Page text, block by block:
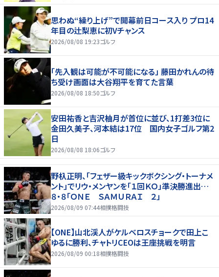
思わぬ“繰り上げ”で開幕前日コース入り プロ14
年目の辻梨恵に初Vチャンス
2026/08/08 19:23ゴルフ
「先入観は可能が不可能になる」 藤田かれんの待
ち受け画面は大谷翔平を育てた言葉
2026/08/08 18:50ゴルフ
安田祐香と吉沢柚月が首位に並び、1打差3位に
金田久美子、河本結は17位 国内女子ゴルフ第2
日
2026/08/08 18:06ゴルフ
野杁正明、「フェザー級キックボクシング・トーナメ
ント」でリウ・メンヤンを「１回ＫＯ」準決勝進出…
８・８「ＯＮＥ ＳＡＭＵＲＡＩ ２」
2026/08/09 07:44相撲格闘技
【ONE】山北渓人がケルベロスチョークで田上こ
ゆるに勝利、チャトリCEOは王座挑戦を明言
2026/08/09 00:18相撲格闘技